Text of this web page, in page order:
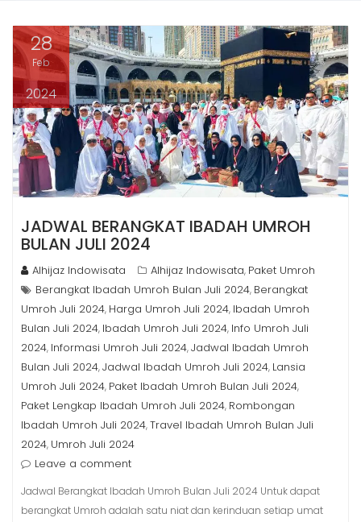
28
Feb
2024
JADWAL BERANGKAT IBADAH UMROH
BULAN JULI 2024
Alhijaz Indowisata Alhijaz Indowisata, Paket Umroh
Berangkat Ibadah Umroh Bulan Juli 2024, Berangkat
Umroh Juli 2024, Harga Umroh Juli 2024, Ibadah Umroh
Bulan Juli 2024, Ibadah Umroh Juli 2024, Info Umroh Juli
2024, Informasi Umroh Juli 2024,Jadwal Ibadah Umroh
Bulan Juli 2024,Jadwal Ibadah Umroh Juli 2024, Lansia
Umroh Juli 2024, Paket Ibadah Umroh Bulan Juli 2024,
Paket Lengkap Ibadah Umroh Juli 2024, Rombongan
Ibadah Umroh Juli 2024,Travel Ibadah Umroh Bulan Juli
2024, Umroh Juli 2024
Leave a comment
Jadwal Berangkat Ibadah Umroh Bulan Juli 2024 Untuk dapat
berangkat Umroh adalah satu niat dan kerinduan setiap umat